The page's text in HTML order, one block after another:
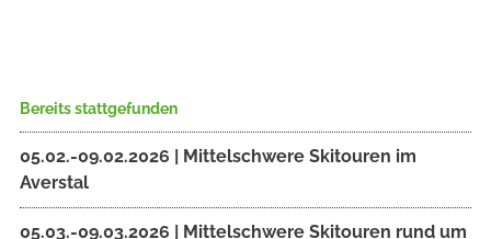
Bereits stattgefunden
05.02.-09.02.2026 | Mittelschwere Skitouren im
Averstal
05.03.-09.03.2026 | Mittelschwere Skitouren rund um